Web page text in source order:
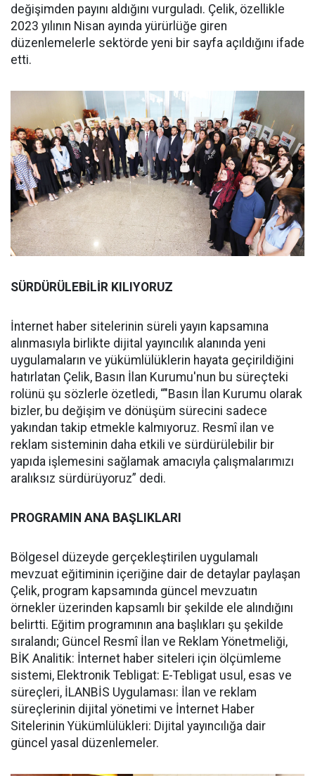
değişimden payını aldığını vurguladı. Çelik, özellikle
2023 yılının Nisan ayında yürürlüğe giren
düzenlemelerle sektörde yeni bir sayfa açıldığını ifade
etti.
SÜRDÜRÜLEBİLİR KILIYORUZ
İnternet haber sitelerinin süreli yayın kapsamına
alınmasıyla birlikte dijital yayıncılık alanında yeni
uygulamaların ve yükümlülüklerin hayata geçirildiğini
hatırlatan Çelik, Basın İlan Kurumu'nun bu süreçteki
rolünü şu sözlerle özetledi, “"Basın İlan Kurumu olarak
bizler, bu değişim ve dönüşüm sürecini sadece
yakından takip etmekle kalmıyoruz. Resmî ilan ve
reklam sisteminin daha etkili ve sürdürülebilir bir
yapıda işlemesini sağlamak amacıyla çalışmalarımızı
aralıksız sürdürüyoruz” dedi.
PROGRAMIN ANA BAŞLIKLARI
Bölgesel düzeyde gerçekleştirilen uygulamalı
mevzuat eğitiminin içeriğine dair de detaylar paylaşan
Çelik, program kapsamında güncel mevzuatın
örnekler üzerinden kapsamlı bir şekilde ele alındığını
belirtti. Eğitim programının ana başlıkları şu şekilde
sıralandı; Güncel Resmî İlan ve Reklam Yönetmeliği,
BİK Analitik: İnternet haber siteleri için ölçümleme
sistemi, Elektronik Tebligat: E-Tebligat usul, esas ve
süreçleri, İLANBİS Uygulaması: İlan ve reklam
süreçlerinin dijital yönetimi ve İnternet Haber
Sitelerinin Yükümlülükleri: Dijital yayıncılığa dair
güncel yasal düzenlemeler.